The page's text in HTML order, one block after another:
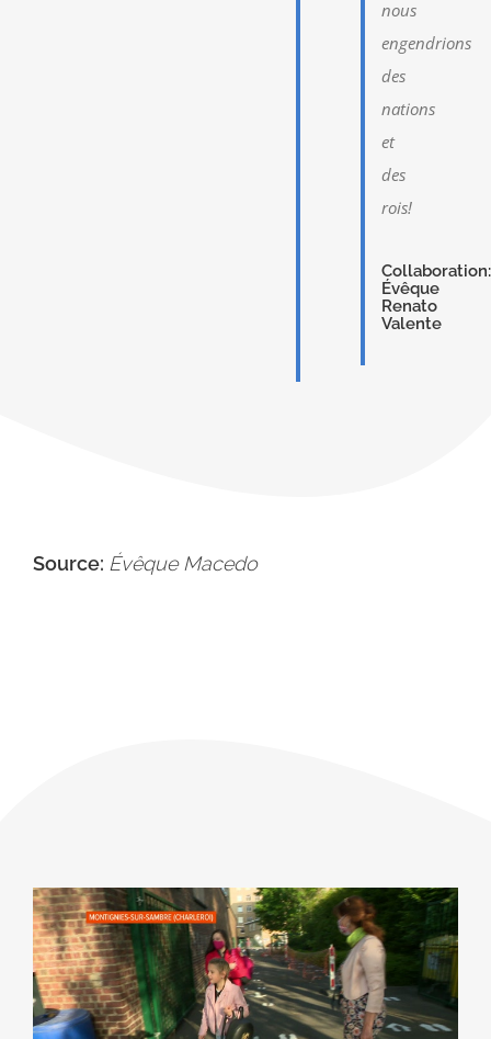
nous
engendrions
des
nations
et
des
rois!
Collaboration:
Évêque
Renato
Valente
Source: Évêque Macedo